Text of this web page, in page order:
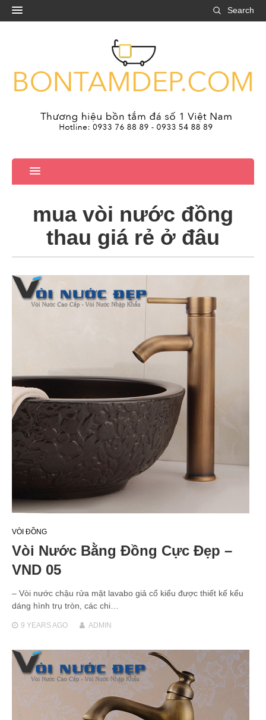
Search
mua vòi nước đồng
thau giá rẻ ở đâu
VÒI ĐỒNG
Vòi Nước Bằng Đồng Cực Đẹp –
VND 05
– Vòi nước chậu rửa mặt lavabo giả cổ kiểu được thiết kế kểu
dáng hình trụ tròn, các chi…
9 YEARSAGO ADMIN